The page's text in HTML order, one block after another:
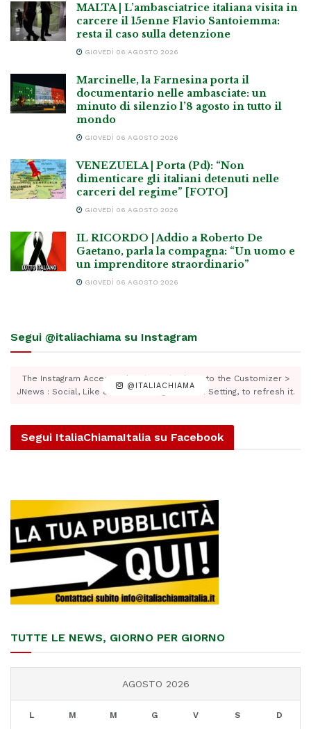
MALTA | L’ambasciatrice italiana visita in
carcere il 15enne Flavio Santoiemma:
resta il caso sulla detenzione
GIOVEDÌ 06 AGOSTO 2026
Marcinelle, la Farnesina porta il
documentario nelle ambasciate: un
minuto di silenzio l’8 agosto in tutto il
mondo
GIOVEDÌ 06 AGOSTO 2026
VENEZUELA | Porta (Pd): “Non
dimenticare gli italiani detenuti nelle
carceri del regime” [FOTO]
GIOVEDÌ 06 AGOSTO 2026
IL RICORDO | Addio a Roberto De
Gaetano, parla la compagna: “Un uomo e
un imprenditore straordinario”
GIOVEDÌ 06 AGOSTO 2026
Segui @italiachiama su Instagram
@ITALIACHIAMA
The Instagram Access Token is expired, Go to the Customizer >
JNews : Social, Like & View > Instagram Feed Setting, to refresh it.
Segui ItaliaChiamaItalia su Facebook
TUTTE LE NEWS, GIORNO PER GIORNO
AGOSTO 2026
L M M G V S D